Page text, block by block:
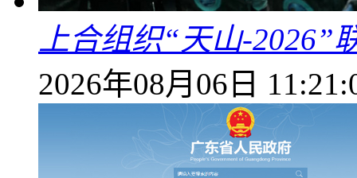
上合组织“天山-2026”
2026年08月06日